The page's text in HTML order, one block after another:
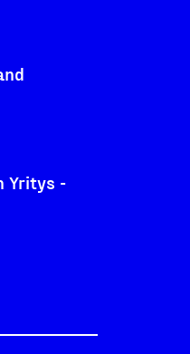
Yritys -